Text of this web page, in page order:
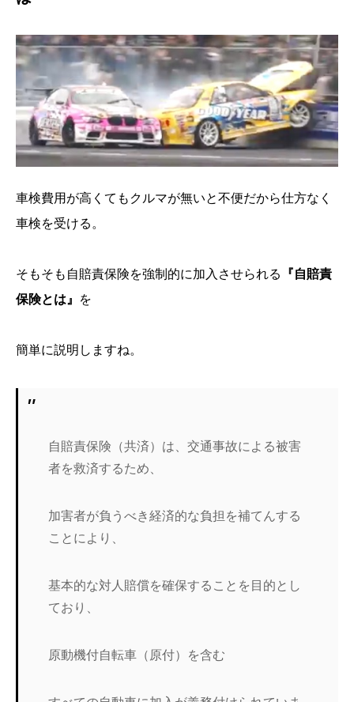
車検費用が高くてもクルマが無いと不便だから仕方なく
車検を受ける。
そもそも自賠責保険を強制的に加入させられる
『自賠責
保険とは』
を
簡単に説明しますね。
自賠責保険（共済）は、交通事故による被害
者を救済するため、
加害者が負うべき経済的な負担を補てんする
ことにより、
基本的な対人賠償を確保することを目的とし
ており、
原動機付自転車（原付）を含む